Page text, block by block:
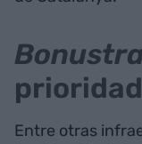
Entre otras